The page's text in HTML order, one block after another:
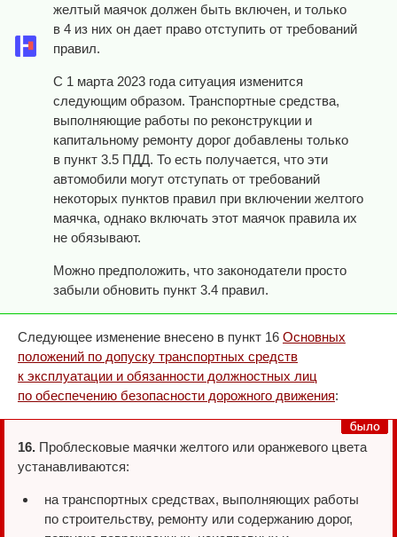
желтый маячок должен быть включен, и только
в 4 из них он дает право отступить от требований
правил.
С 1 марта 2023 года ситуация изменится
следующим образом. Транспортные средства,
выполняющие работы по реконструкции и
капитальному ремонту дорог добавлены только
в пункт 3.5 ПДД. То есть получается, что эти
автомобили могут отступать от требований
некоторых пунктов правил при включении желтого
маячка, однако включать этот маячок правила их
не обязывают.
Можно предположить, что законодатели просто
забыли обновить пункт 3.4 правил.
Следующее изменение внесено в пункт 16 Основных
положений по допуску транспортных средств
к эксплуатации и обязанности должностных лиц
по обеспечению безопасности дорожного движения:
16. Проблесковые маячки желтого или оранжевого цвета
устанавливаются:
на транспортных средствах, выполняющих работы
по строительству, ремонту или содержанию дорог,